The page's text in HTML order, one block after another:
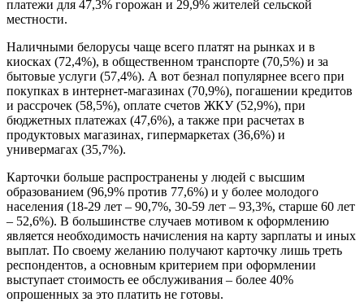
платежи для 47,3% горожан и 29,9% жителей сельской
местности.
Наличными белорусы чаще всего платят на рынках и в
киосках (72,4%), в общественном транспорте (70,5%) и за
бытовые услуги (57,4%). А вот безнал популярнее всего при
покупках в интернет-магазинах (70,9%), погашении кредитов
и рассрочек (58,5%), оплате счетов ЖКУ (52,9%), при
бюджетных платежах (47,6%), а также при расчетах в
продуктовых магазинах, гипермаркетах (36,6%) и
универмагах (35,7%).
Карточки больше распространены у людей с высшим
образованием (96,9% против 77,6%) и у более молодого
населения (18-29 лет – 90,7%, 30-59 лет – 93,3%, старше 60 лет
– 52,6%). В большинстве случаев мотивом к оформлению
является необходимость начисления на карту зарплаты и иных
выплат. По своему желанию получают карточку лишь треть
респондентов, а основным критерием при оформлении
выступает стоимость ее обслуживания – более 40%
опрошенных за это платить не готовы.